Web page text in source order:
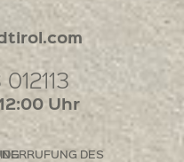
Uhr
DES